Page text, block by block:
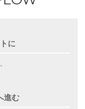
に
進む